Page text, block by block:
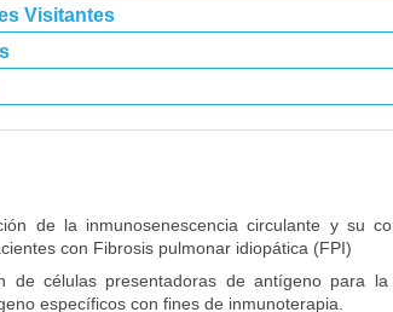
Visitantes
de la inmunosenescencia circulante y su
con Fibrosis pulmonar idiopática (FPI)
de células presentadoras de antígeno para
específicos con fines de inmunoterapia.